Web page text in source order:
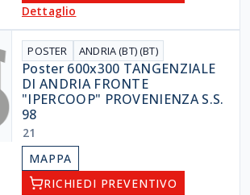
Dettaglio
POSTER ANDRIA (BT) (BT)
Poster 600x300 TANGENZIALE
DI ANDRIA FRONTE
"IPERCOOP" PROVENIENZA S.S.
98
21
MAPPA
RICHIEDI PREVENTIVO